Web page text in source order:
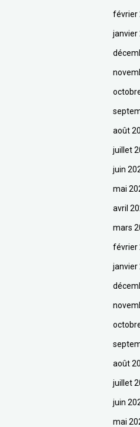
février
janvier
août
juillet
juin
mai
avril
mars
février
janvier
août
juillet
juin
mai